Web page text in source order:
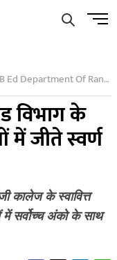
Menu
Ranikhet College Won Gold Medals
विभाग के
में जीते स्वर्ण
कालेज के स्वावित्त
में सर्वोच्च अंको के साथ